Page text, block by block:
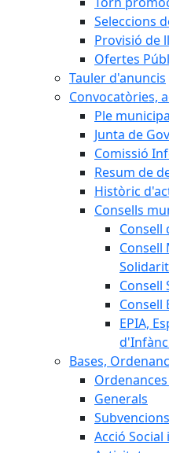
Seleccions
Provisió de
Ofertes
Tauler d'anuncis
Convocatòries,
Ple
Junta de
Comissió
Resum de
Històric
Consells
Consell
Consell
Consell
Consell
EPIA,
Bases,
Ordenances
Generals
Subvencions
Acció Social